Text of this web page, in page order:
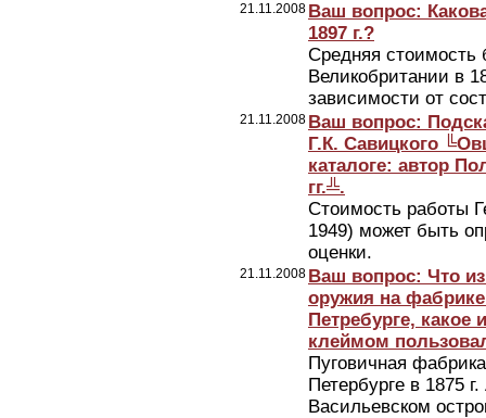
21.11.2008 Ваш вопрос:
1897 г.?
Средняя стоимость
Великобритании в
зависимости от
21.11.2008 Ваш вопрос:
Г.К. Савицкого
каталоге: автор
гг.╩.
Стоимость работы
1949) может быть
оценки.
21.11.2008 Ваш вопрос: Что
оружия на
Петребурге, какое
клеймом
Пуговичная
Петербурге в 1875
Васильевском